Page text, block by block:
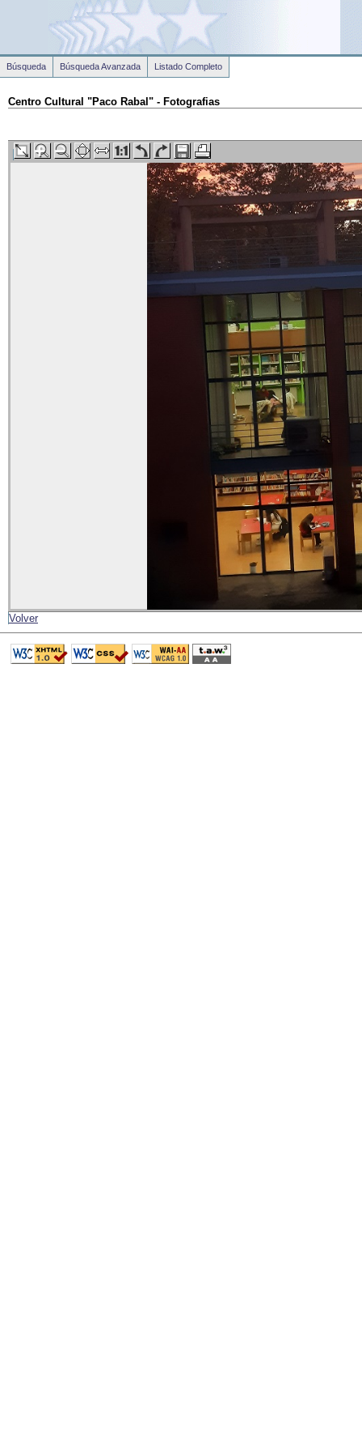
Centro Cultural "Paco Rabal" - Fotografias
Volver
Búsqueda Búsqueda Avanzada Listado Completo